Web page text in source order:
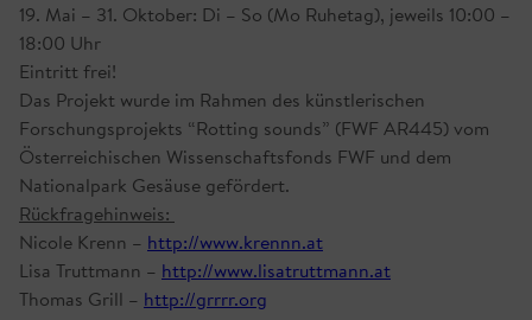
19. Mai – 31. Oktober: Di – So (Mo Ruhetag), jeweils 10:00 –
18:00 Uhr
Eintritt frei!
Das Projekt wurde im Rahmen des künstlerischen
Forschungsprojekts “Rotting sounds” (FWF AR445) vom
Österreichischen Wissenschaftsfonds FWF und dem
Nationalpark Gesäuse gefördert.
Rückfragehinweis:
Nicole Krenn – http://www.krennn.at
Lisa Truttmann – http://www.lisatruttmann.at
Thomas Grill – http://grrrr.org